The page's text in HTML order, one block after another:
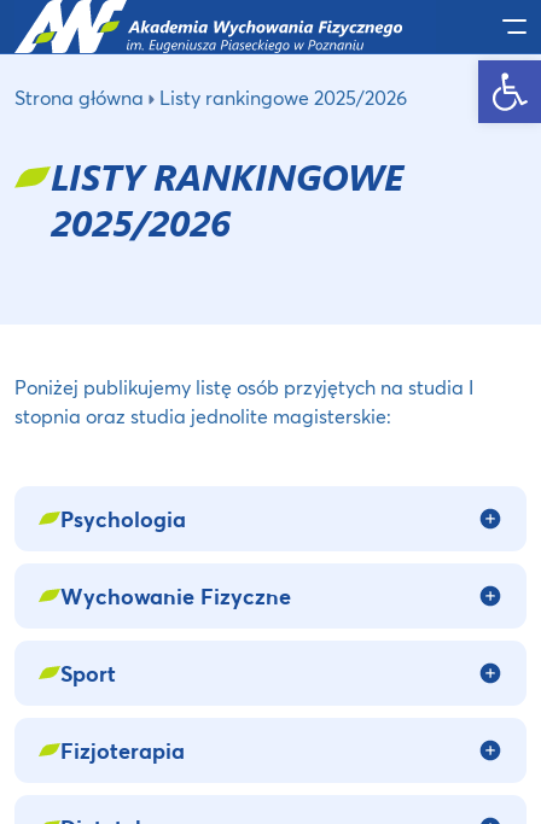
Otwórz pasek narzędzi
Strona główna Listy rankingowe 2025/2026
LISTY RANKINGOWE
2025/2026
Poniżej publikujemy listę osób przyjętych na studia I
stopnia oraz studia jednolite magisterskie:
Psychologia
Wychowanie Fizyczne
Sport
Fizjoterapia